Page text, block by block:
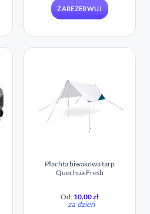
ZAREZERWUJ
Płachta biwakowa tarp
Quechua Fresh
Od: 10.00zł
za dzień